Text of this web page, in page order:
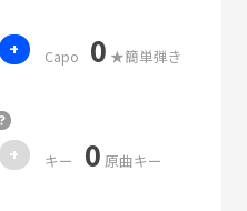
+ Capo 0 ★簡単弾き
+ キー 0 原曲キー